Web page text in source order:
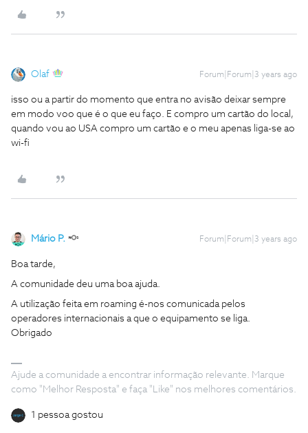
Olaf Forum|Forum|3 years ago
isso ou a partir do momento que entra no avisão deixar sempre
em modo voo que é o que eu faço. E compro um cartão do local,
quando vou ao USA compro um cartão e o meu apenas liga-se ao
wi-fi
Mário P. Forum|Forum|3 years ago
Boa tarde,
A comunidade deu uma boa ajuda.
A utilização feita em roaming é-nos comunicada pelos
operadores internacionais a que o equipamento se liga.
Obrigado
Ajude a comunidade a encontrar informação relevante. Marque
como "Melhor Resposta" e faça "Like" nos melhores comentários.
1 pessoa gostou